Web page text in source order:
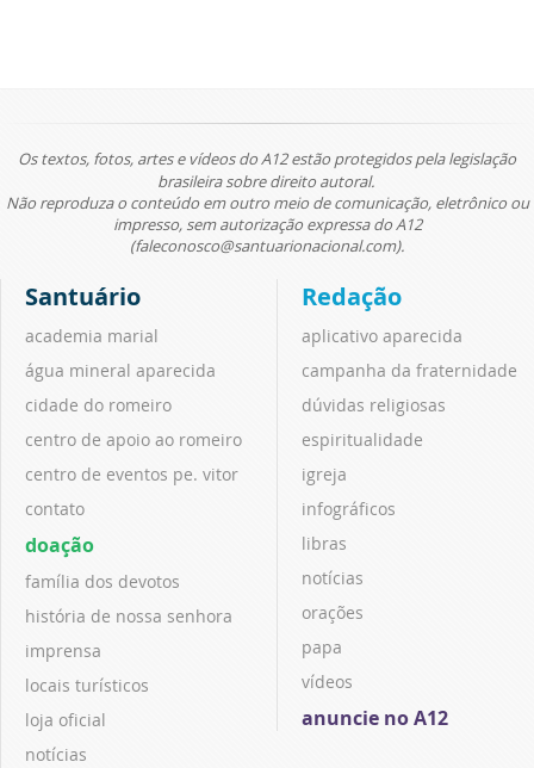
Os textos, fotos, artes e vídeos do A12 estão protegidos pela legislação
brasileira sobre direito autoral.
Não reproduza o conteúdo em outro meio de comunicação, eletrônico ou
impresso, sem autorização expressa do A12
(faleconosco@santuarionacional.com).
Santuário
academia marial
água mineral aparecida
cidade do romeiro
centro de apoio ao romeiro
centro de eventos pe. vitor
contato
doação
família dos devotos
história de nossa senhora
imprensa
locais turísticos
loja oficial
notícias
Redação
aplicativo aparecida
campanha da fraternidade
dúvidas religiosas
espiritualidade
igreja
infográficos
libras
notícias
orações
papa
vídeos
anuncie no A12